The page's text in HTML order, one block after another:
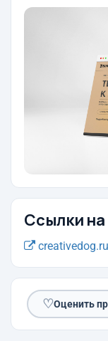
Ссылки
♡Оценить